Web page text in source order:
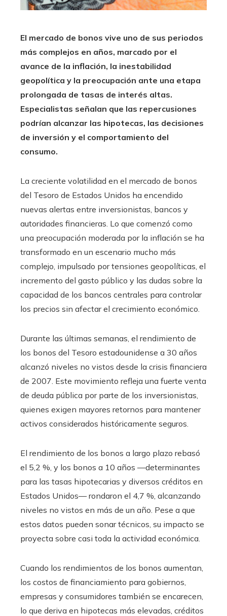
El mercado de bonos vive uno de sus periodos
más complejos en años, marcado por el
avance de la inflación, la inestabilidad
geopolítica y la preocupación ante una etapa
prolongada de tasas de interés altas.
Especialistas señalan que las repercusiones
podrían alcanzar las hipotecas, las decisiones
de inversión y el comportamiento del
consumo.
La creciente volatilidad en el mercado de bonos
del Tesoro de Estados Unidos ha encendido
nuevas alertas entre inversionistas, bancos y
autoridades financieras. Lo que comenzó como
una preocupación moderada por la inflación se ha
transformado en un escenario mucho más
complejo, impulsado por tensiones geopolíticas, el
incremento del gasto público y las dudas sobre la
capacidad de los bancos centrales para controlar
los precios sin afectar el crecimiento económico.
Durante las últimas semanas, el rendimiento de
los bonos del Tesoro estadounidense a 30 años
alcanzó niveles no vistos desde la crisis financiera
de 2007. Este movimiento refleja una fuerte venta
de deuda pública por parte de los inversionistas,
quienes exigen mayores retornos para mantener
activos considerados históricamente seguros.
El rendimiento de los bonos a largo plazo rebasó
el 5,2 %, y los bonos a 10 años —determinantes
para las tasas hipotecarias y diversos créditos en
Estados Unidos— rondaron el 4,7 %, alcanzando
niveles no vistos en más de un año. Pese a que
estos datos pueden sonar técnicos, su impacto se
proyecta sobre casi toda la actividad económica.
Cuando los rendimientos de los bonos aumentan,
los costos de financiamiento para gobiernos,
empresas y consumidores también se encarecen,
lo que deriva en hipotecas más elevadas, créditos